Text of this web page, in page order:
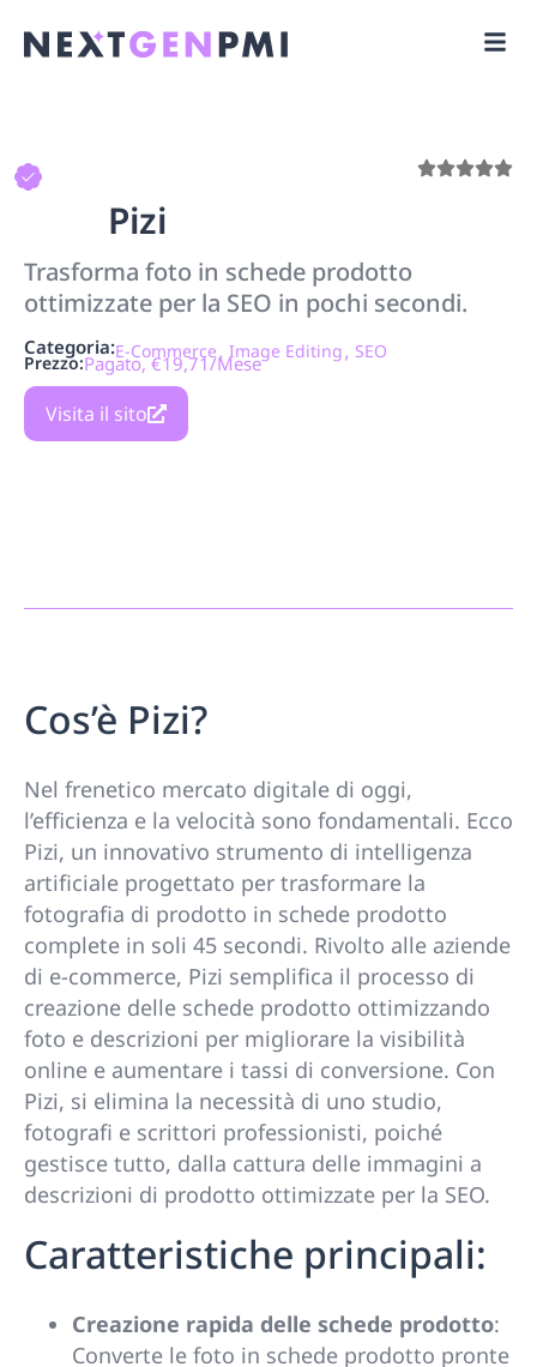
Pizi
Trasforma foto in schede prodotto
ottimizzate per la SEO in pochi secondi.
Categoria:E-Commerce, Image Editing, SEO
Prezzo:Pagato, €19,71/mese
Visita il sito
Cos’è Pizi?
Nel frenetico mercato digitale di oggi,
l’efficienza e la velocità sono fondamentali. Ecco
Pizi, un innovativo strumento di intelligenza
artificiale progettato per trasformare la
fotografia di prodotto in schede prodotto
complete in soli 45 secondi. Rivolto alle aziende
di e-commerce, Pizi semplifica il processo di
creazione delle schede prodotto ottimizzando
foto e descrizioni per migliorare la visibilità
online e aumentare i tassi di conversione. Con
Pizi, si elimina la necessità di uno studio,
fotografi e scrittori professionisti, poiché
gestisce tutto, dalla cattura delle immagini a
descrizioni di prodotto ottimizzate per la SEO.
Caratteristiche principali:
Creazione rapida delle schede prodotto:
Converte le foto in schede prodotto pronte